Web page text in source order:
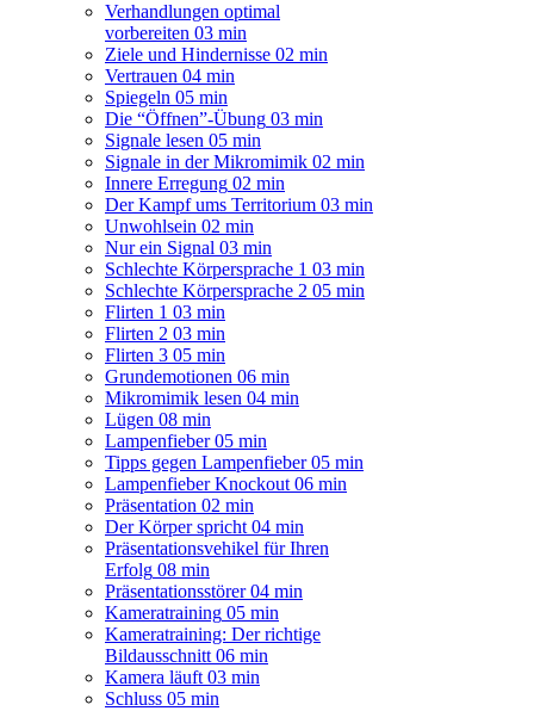
Verhandlungen optimal
vorbereiten 03 min
Ziele und Hindernisse 02 min
Vertrauen 04 min
Spiegeln 05 min
Die “Öffnen”-Übung 03 min
Signale lesen 05 min
Signale in der Mikromimik 02 min
Innere Erregung 02 min
Der Kampf ums Territorium 03 min
Unwohlsein 02 min
Nur ein Signal 03 min
Schlechte Körpersprache 1 03 min
Schlechte Körpersprache 2 05 min
Flirten 1 03 min
Flirten 2 03 min
Flirten 3 05 min
Grundemotionen 06 min
Mikromimik lesen 04 min
Lügen 08 min
Lampenfieber 05 min
Tipps gegen Lampenfieber 05 min
Lampenfieber Knockout 06 min
Präsentation 02 min
Der Körper spricht 04 min
Präsentationsvehikel für Ihren
Erfolg 08 min
Präsentationsstörer 04 min
Kameratraining 05 min
Kameratraining: Der richtige
Bildausschnitt 06 min
Kamera läuft 03 min
Schluss 05 min